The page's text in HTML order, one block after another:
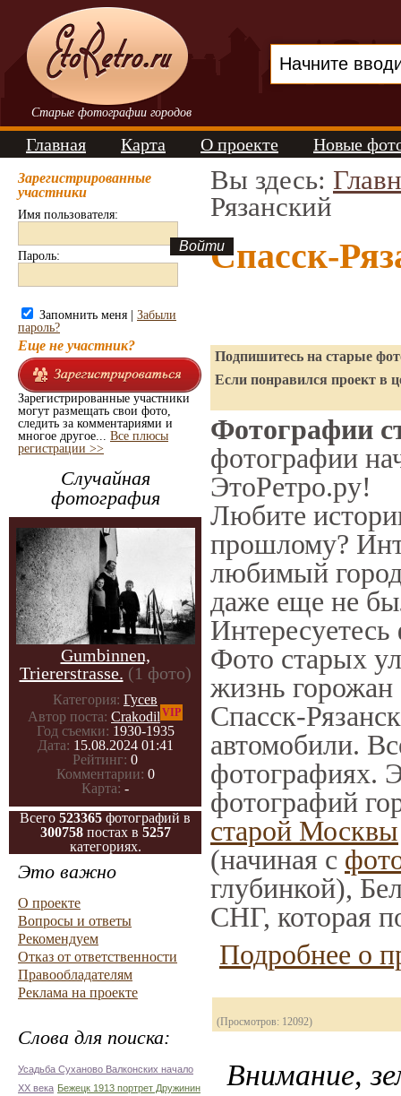
Старые фотографии городов
Главная Карта О проекте Новые
Зарегистрированные
участники
Имя пользователя:
Пароль:
Запомнить меня | Забыли
пароль?
Еще не участник?
Зарегистрированные участники
могут размещать свои фото,
следить за комментариями и
многое другое... Все плюсы
регистрации >>
Случайная
фотография
Gumbinnen,
Triererstrasse. (1 фото)
Категория: Гусев
Автор поста: Crakodil VIP
Год съемки: 1930-1935
Дата: 15.08.2024 01:41
Рейтинг: 0
Комментарии: 0
Карта: -
Всего 523365 фотографий в
300758постах в 5257
категориях.
Это важно
О проекте
Вопросы и ответы
Рекомендуем
Отказ от ответственности
Правообладателям
Реклама на проекте
Слова для поиска:
Усадьба Суханово Валконских начало
ХХ века Бежецк 1913 портрет Дружинин
Вы здесь:
Рязанский
Спасск-
Подпишитесь на старые
Если понравился проект в
Фотографии
фотографии
ЭтоРетро.ру!
Любите
прошлому?
любимый город
даже еще не
Интересуетесь
Фото старых
жизнь горожан
Спасск-
автомобили.
фотографиях.
фотографий
старой Москвы
(начиная с
глубинкой),
СНГ, которая
Подробнее о
(Просмотров: 12092)
Внимание,